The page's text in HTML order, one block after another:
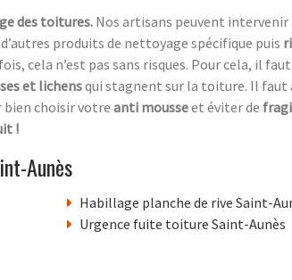
des toitures. Nos artisans peuvent
produits de nettoyage spécifique puis
cela n’est pas sans risques. Pour cela, il
et lichensqui stagnent sur la toiture. Il faut
bien choisir votre anti mousseet éviter de
!
Aunès
Habillage planche de rive Saint-
Urgence fuite toiture Saint-Aunès